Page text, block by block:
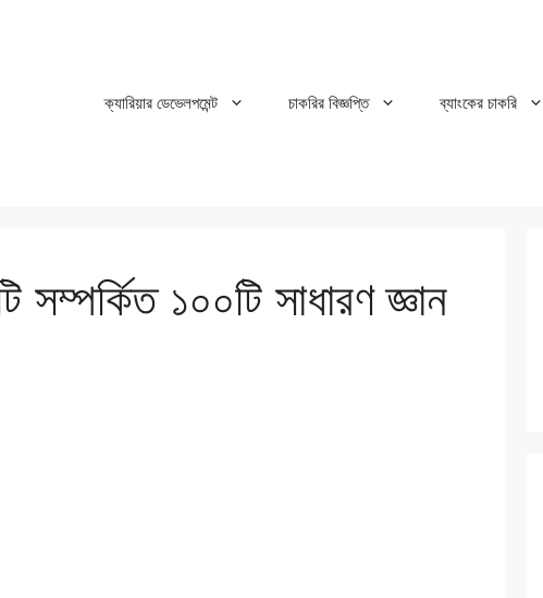
ক্যারিয়ার ডেভেলপমেন্ট চাকরির বিজ্ঞপ্তি ব্যাংকের চাকরি
সম্পর্কিত ১০০টি সাধারণ জ্ঞান